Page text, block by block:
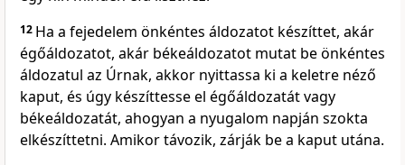
12 Ha a fejedelem önkéntes áldozatot készíttet, akár
égőáldozatot, akár békeáldozatot mutat be önkéntes
áldozatul az Úrnak, akkor nyittassa ki a keletre néző
kaput, és úgy készíttesse el égőáldozatát vagy
békeáldozatát, ahogyan a nyugalom napján szokta
elkészíttetni. Amikor távozik, zárják be a kaput utána.